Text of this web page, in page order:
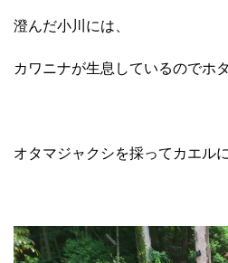
澄んだ小川には、
カワニナが生息しているのでホ
オタマジャクシを採ってカエル